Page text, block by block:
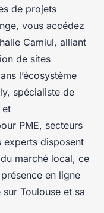
de projets
vous accédez
Camiul, alliant
de sites
l’écosystème
spécialiste de
et
PME, secteurs
experts disposent
marché local, ce
en ligne
Toulouse et sa